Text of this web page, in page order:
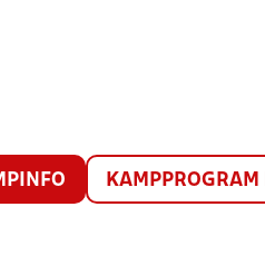
KAMPPROGRAM